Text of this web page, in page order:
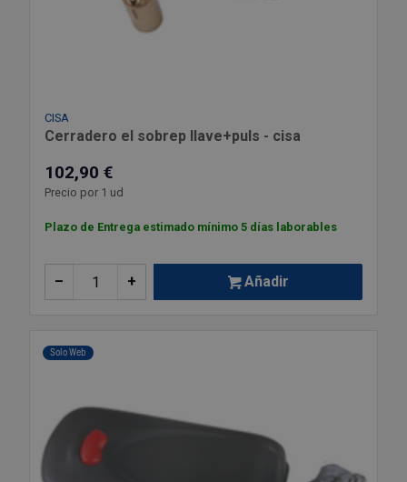
CISA
Cerradero el sobrep llave+puls - cisa
102,90 €
Precio por 1 ud
Plazo de Entrega estimado mínimo 5 días laborables
+
– Añadir
Solo Web